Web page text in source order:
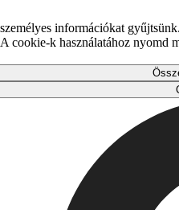
információkat
cookie-k használatához nyomd